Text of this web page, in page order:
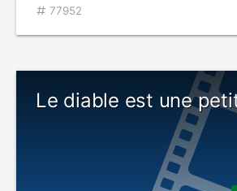
77952
Le diable est une